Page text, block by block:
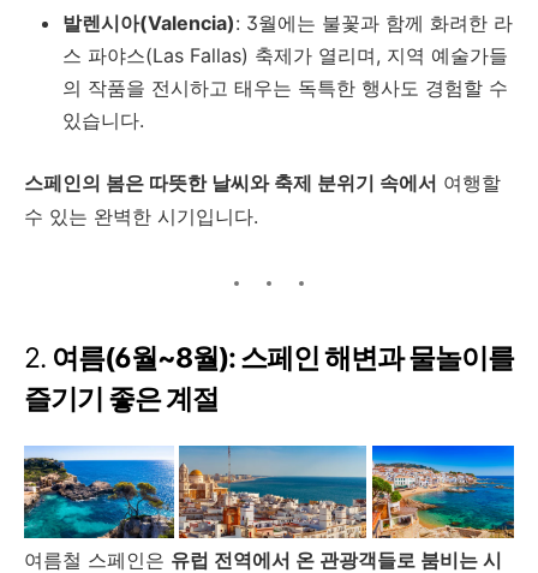
발렌시아(Valencia): 3월에는 불꽃과 함께 화려한 라
스 파야스(Las Fallas) 축제가 열리며, 지역 예술가들
의 작품을 전시하고 태우는 독특한 행사도 경험할 수
있습니다.
스페인의 봄은 따뜻한 날씨와 축제 분위기 속에서 여행할
수 있는 완벽한 시기입니다.
2. 여름(6월~8월): 스페인 해변과 물놀이를
즐기기 좋은 계절
여름철 스페인은 유럽 전역에서 온 관광객들로 붐비는 시